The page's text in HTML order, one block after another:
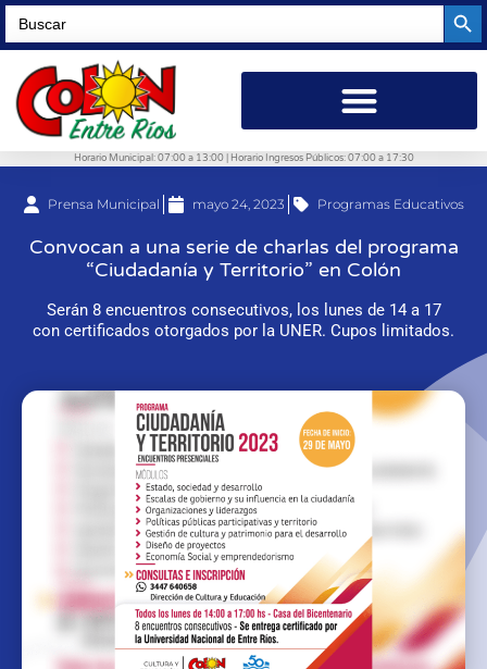
Search
for:
Horario Municipal: 07:00 a 13:00 | Horario Ingresos Públicos: 07:00 a 17:30
Prensa Municipal mayo 24, 2023 Programas Educativos
Convocan a una serie de charlas del programa
“Ciudadanía y Territorio” en Colón
Serán 8 encuentros consecutivos, los lunes de 14 a 17
con certificados otorgados por la UNER. Cupos limitados.